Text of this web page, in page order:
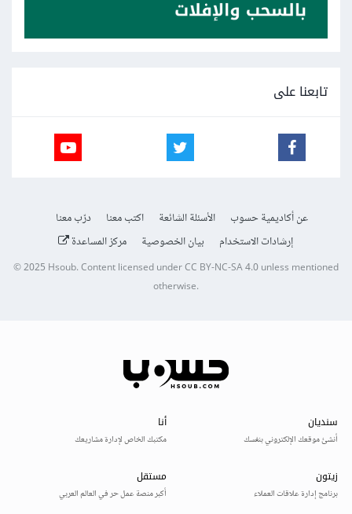
تابعنا على
عن أكاديمية حسوب الأسئلة الشائعة اكتب معنا
درّب معنا
إرشادات الاستخدام
بيان الخصوصية مركز المساعدة
© 2025Hsoub.Content licensed underCC BY-NC-SA 4.0unless mentioned
otherwise.